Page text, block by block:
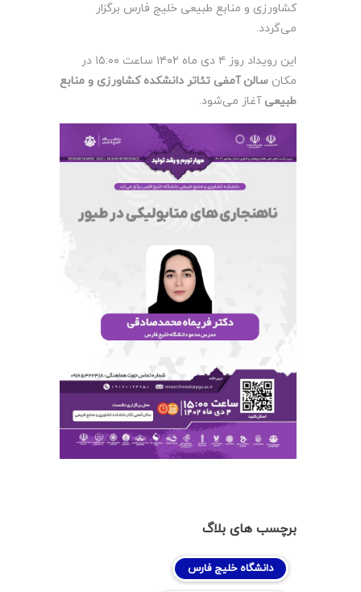
کشاورزی و منابع طبیعی خلیج فارس برگزار
می‌گردد.
این رویداد روز ۴ دی ماه ۱۴۰۲ ساعت ۱۵:۰۰ در
مکان سالن آمفی تئاتر دانشکده کشاورزی و منابع
طبیعی آغاز می‌شود.
برچسب های بلاگ
دانشگاه خلیج فارس